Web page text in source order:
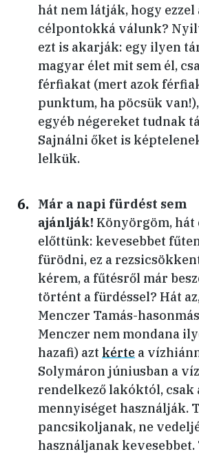
hát nem látják, hogy
célpontokká válunk?
ezt is akarják: egy ilyen
magyar élet mit sem él,
férfiakat (mert azok
punktum, ha pöcsük
egyéb négereket tudnak
Sajnálni őket is
lelkük.
Már a napi fürdést sem
ajánlják! Könyörgöm, hát
előttünk: kevesebbet
fürödni, ez a
kérem, a fűtésről már
történt a fürdéssel? Hát
Menczer Tamás-
Menczer nem mondana
hazafi) azt kérte a
Solymáron júniusban a
rendelkező lakóktól, csak
mennyiséget használják.
pancsikoljanak, ne
használjanak kevesebbet.